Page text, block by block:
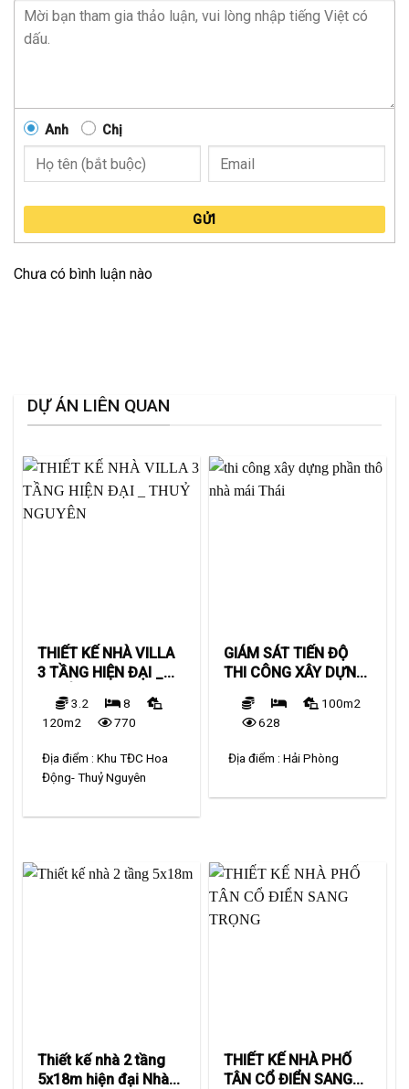
Anh Chị
GỬI
Chưa có bình luận nào
DỰ ÁN LIÊN QUAN
THIẾT KẾ NHÀ VILLA
3 TẦNG HIỆN ĐẠI _
THUỶ NGUYÊN
3.2
8
120m2
770
Địa điểm :Khu TĐC Hoa
Động- Thuỷ Nguyên
GIÁM SÁT TIẾN ĐỘ
THI CÔNG XÂY DỰNG
NHÀ MÁI THÁI
100m2
628
Địa điểm :Hải Phòng
Thiết kế nhà 2 tầng
5x18m hiện đại Nhà
THIẾT KẾ NHÀ PHỐ
TÂN CỔ ĐIỂN SANG